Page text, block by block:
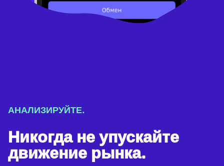
АНАЛИЗИРУЙТЕ.
Никогда не упускайте
движение рынка.